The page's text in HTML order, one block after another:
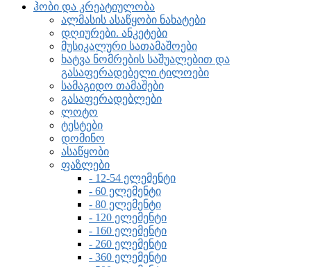
ჰობი და კრეატიულობა
ალმასის ასაწყობი ნახატები
დღიურები. ანკეტები
მუსიკალური სათამაშოები
ხატვა ნომრების საშუალებით და
გასაფერადებელი ტილოები
სამაგიდო თამაშები
გასაფერადებლები
ლოტო
ტესტები
დომინო
ასაწყობი
ფაზლები
- 12-54 ელემენტი
- 60 ელემენტი
- 80 ელემენტი
- 120 ელემენტი
- 160 ელემენტი
- 260 ელემენტი
- 360 ელემენტი